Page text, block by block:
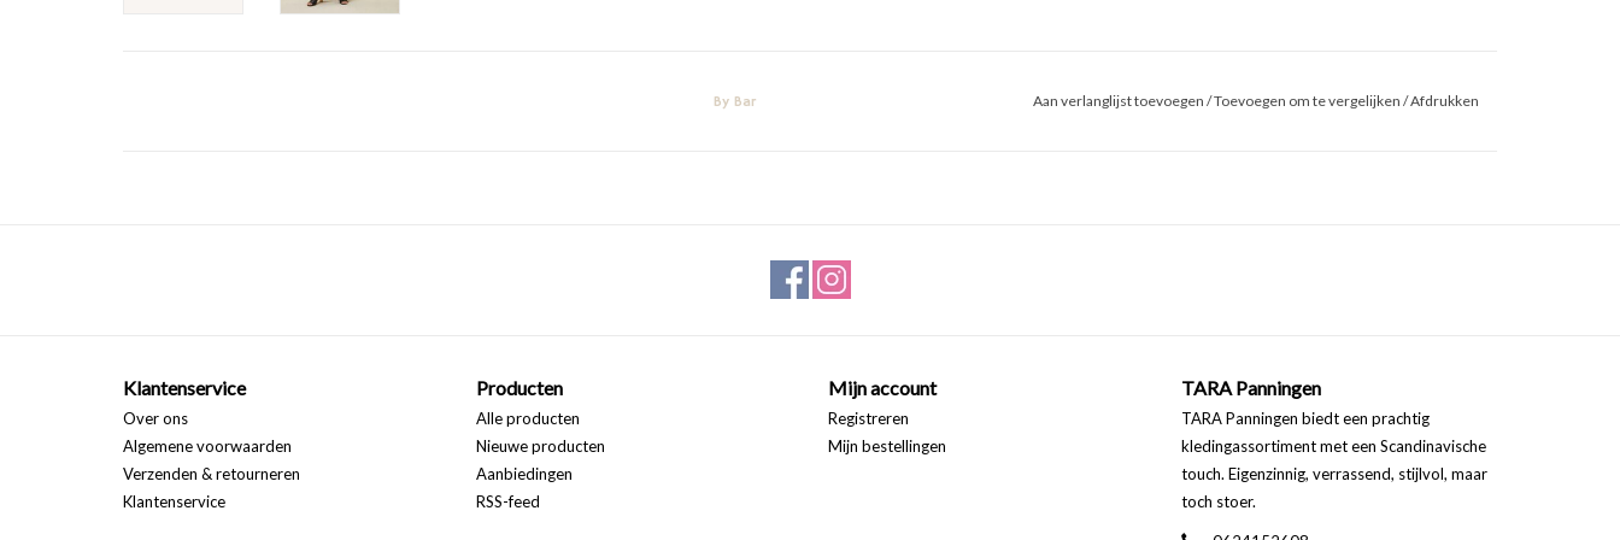
By Bar Aan verlanglijst toevoegen /Toevoegen om te vergelijken /Afdrukken
Klantenservice
Over ons
Algemene voorwaarden
Verzenden & retourneren
Klantenservice
Producten
Alle producten
Nieuwe producten
Aanbiedingen
RSS-feed
Mijn account
Registreren
Mijn bestellingen
TARA Panningen
TARA Panningen biedt een prachtig
kledingassortiment met een Scandinavische
touch. Eigenzinnig, verrassend, stijlvol, maar
toch stoer.